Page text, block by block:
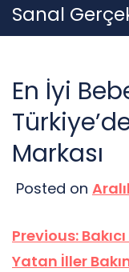
Skip
to
Sanal
En İyi
Markası
Posted on
Yazı
gezinmesi
Previous:
Yatan İller